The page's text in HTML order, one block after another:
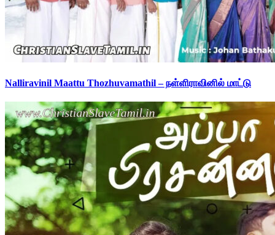
Nalliravinil Maattu Thozhuvamathil – நள்ளிராவினில் மாட்டு